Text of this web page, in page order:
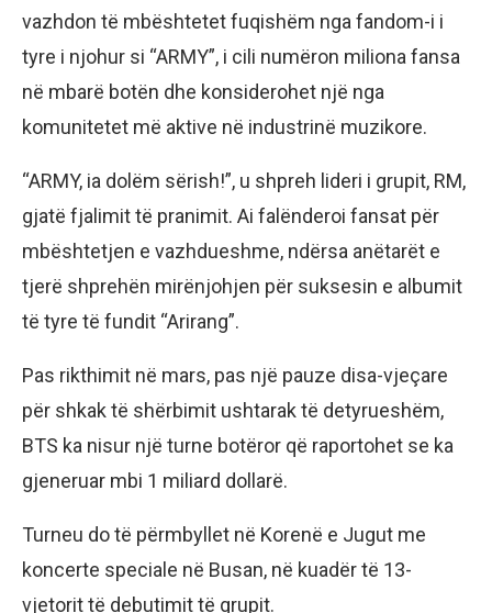
vazhdon të mbështetet fuqishëm nga fandom-i i
tyre i njohur si “ARMY”, i cili numëron miliona fansa
në mbarë botën dhe konsiderohet një nga
komunitetet më aktive në industrinë muzikore.
“ARMY, ia dolëm sërish!”, u shpreh lideri i grupit, RM,
gjatë fjalimit të pranimit. Ai falënderoi fansat për
mbështetjen e vazhdueshme, ndërsa anëtarët e
tjerë shprehën mirënjohjen për suksesin e albumit
të tyre të fundit “Arirang”.
Pas rikthimit në mars, pas një pauze disa-vjeçare
për shkak të shërbimit ushtarak të detyrueshëm,
BTS ka nisur një turne botëror që raportohet se ka
gjeneruar mbi 1 miliard dollarë.
Turneu do të përmbyllet në Korenë e Jugut me
koncerte speciale në Busan, në kuadër të 13-
vjetorit të debutimit të grupit.